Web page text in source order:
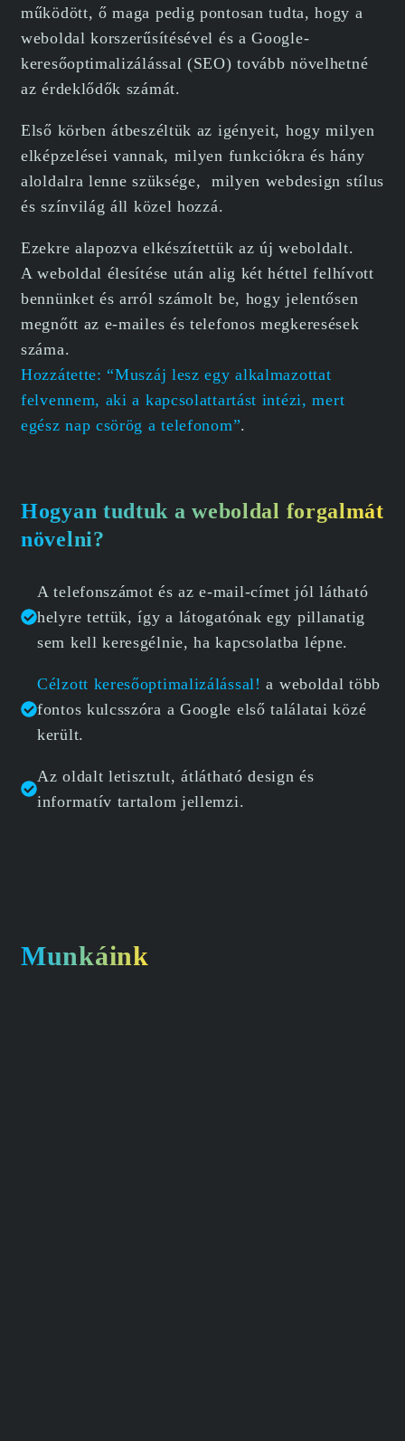
működött, ő maga pedig pontosan tudta, hogy a
weboldal korszerűsítésével és a Google-
keresőoptimalizálással (SEO) tovább növelhetné
az érdeklődők számát.
Első körben átbeszéltük az igényeit, hogy milyen
elképzelései vannak, milyen funkciókra és hány
aloldalra lenne szüksége, milyen webdesign stílus
és színvilág áll közel hozzá.
Ezekre alapozva elkészítettük az új weboldalt.
A weboldal élesítése után alig két héttel felhívott
bennünket és arról számolt be, hogy jelentősen
megnőtt az e-mailes és telefonos megkeresések
száma.
Hozzátette: “Muszáj lesz egy alkalmazottat
felvennem, aki a kapcsolattartást intézi, mert
egész nap csörög a telefonom”.
Hogyan tudtuk a weboldal forgalmát
növelni?
A telefonszámot és az e-mail-címet jól látható
helyre tettük, így a látogatónak egy pillanatig
sem kell keresgélnie, ha kapcsolatba lépne.
Célzott keresőoptimalizálással! a weboldal több
fontos kulcsszóra a Google első találatai közé
került.
Az oldalt letisztult, átlátható design és
informatív tartalom jellemzi.
Munkáink